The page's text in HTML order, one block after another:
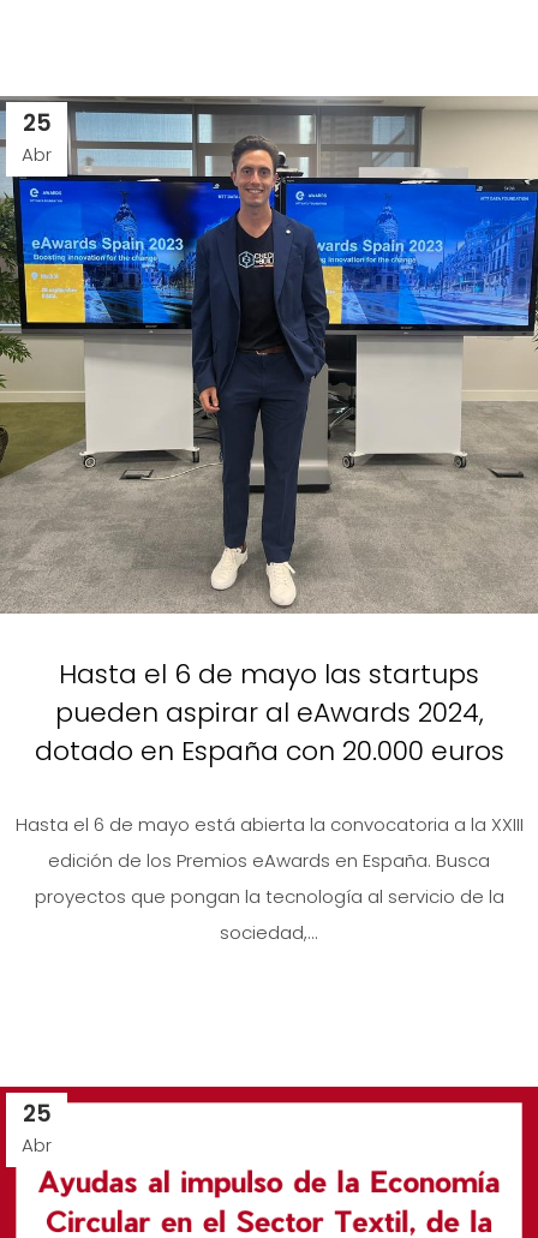
25
Abr
Hasta el 6 de mayo las startups
pueden aspirar al eAwards 2024,
dotado en España con 20.000 euros
Hasta el 6 de mayo está abierta la convocatoria a la XXIII
edición de los Premios eAwards en España. Busca
proyectos que pongan la tecnología al servicio de la
sociedad,...
25
Abr